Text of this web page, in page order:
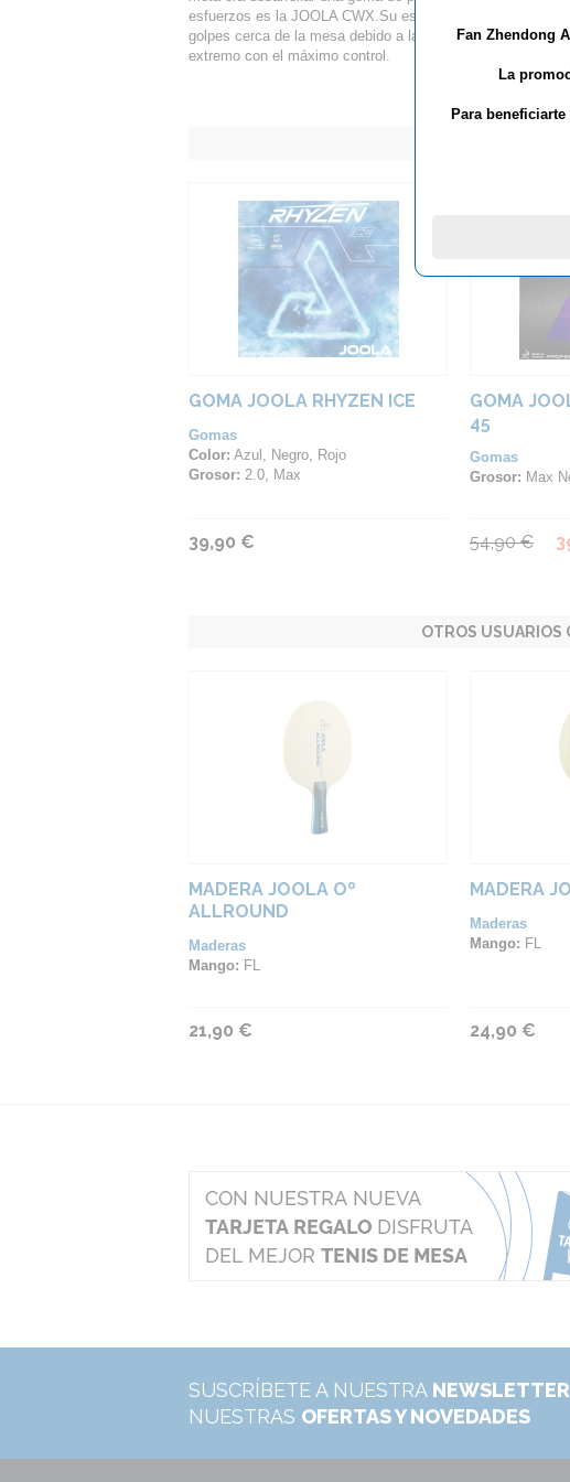
esfuerzos es la JOOLA CWX.Su esponja de color rosa
golpes cerca de la mesa debido a la dureza de la esponja
extremo con el máximo control.
GOMA JOOLA RHYZEN ICE
Gomas
Color: Azul, Negro, Rojo
Grosor: 2.0, Max
39,90 €
GOMA
45
Gomas
Grosor: Max
54,90 €
OTROS USUARIOS
MADERA JOOLA Oº
ALLROUND
Maderas
Mango: FL
21,90 €
MADERA
Maderas
Mango: FL
24,90 €
SUSCRÍBETE A NUESTRA NEWSLETTER
NUESTRAS OFERTAS Y NOVEDADES
Fan Zhendong
La
Para